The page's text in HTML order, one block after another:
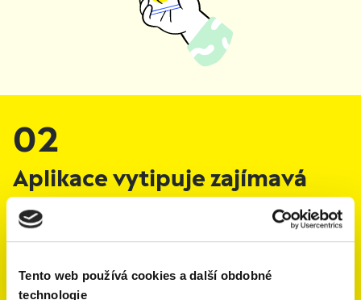
Tento web používá cookies a další obdobné
technologie
02
Aplikace vytipuje zajímavá
místa
a za jejich návštěvu získáte
body.